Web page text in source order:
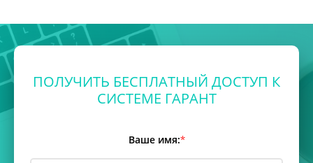
ПОЛУЧИТЬ БЕСПЛАТНЫЙ ДОСТУП К
СИСТЕМЕ ГАРАНТ
Ваше имя:*